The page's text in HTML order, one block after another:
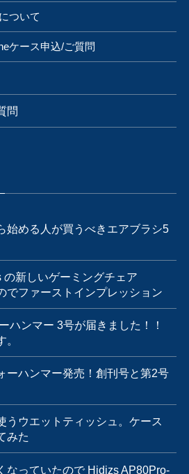
ついて
ケース申込/ご質問
問
始める人が買うべきエアブラシ5
の新しいゲーミングチェア
でファーストインプレッション
ハンマー 3号が届きました！！
ーハンマー発売！創刊号と第2号
うウエットティッシュ。ケース
みた
なっていたので Hidizs AP80Pro-